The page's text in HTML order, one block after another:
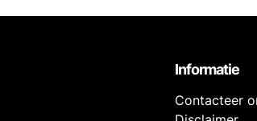
Informatie
Contacteer